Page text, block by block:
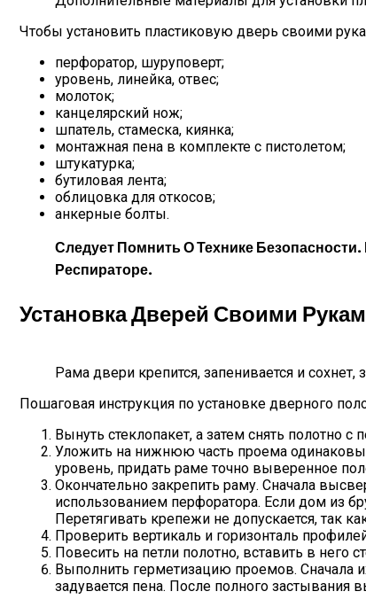
Чтобы установить пластиковую дверь своими
перфоратор, шуруповерт;
уровень, линейка, отвес;
молоток;
канцелярский нож;
шпатель, стамеска, киянка;
монтажная пена в комплекте с пистолетом;
штукатурка;
бутиловая лента;
облицовка для откосов;
анкерные болты.
Следует Помнить О Технике
Респираторе.
Установка Дверей Своими
Рама двери крепится, запенивается и сохнет,
Пошаговая инструкция по установке дверного
Вынуть стеклопакет, а затем снять полотно
Уложить на нижнюю часть проема
уровень, придать раме точно выверенное
Окончательно закрепить раму. Сначала
использованием перфоратора. Если дом из
Перетягивать крепежи не допускается, так
Проверить вертикаль и горизонталь
Повесить на петли полотно, вставить в него
Выполнить герметизацию проемов. Сначала
задувается пена. После полного застывания